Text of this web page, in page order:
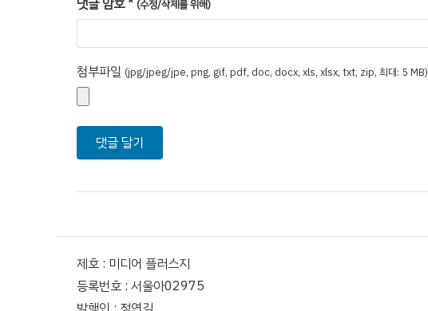
댓글 암호* (수정/삭제를 위해)
첨부파일 (jpg/jpeg/jpe, png, gif, pdf, doc, docx, xls, xlsx, txt, zip, 최대: 5 MB)
제호 : 미디어 플러스지
등록번호 : 서울아02975